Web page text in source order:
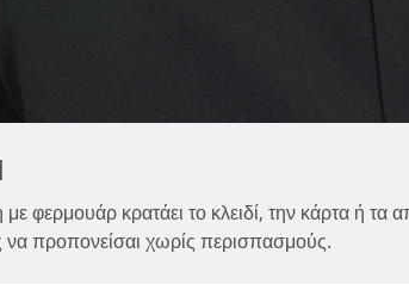
φερμουάρ κρατάει το κλειδί, την κάρτα ή τα
να προπονείσαι χωρίς περισπασμούς.